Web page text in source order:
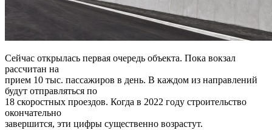
Сейчас открылась первая очередь объекта. Пока вокзал
рассчитан на
прием 10 тыс. пассажиров в день. В каждом из направлений
будут отправляться по
18 скоростных проездов. Когда в 2022 году строительство
окончательно
завершится, эти цифры существенно возрастут.